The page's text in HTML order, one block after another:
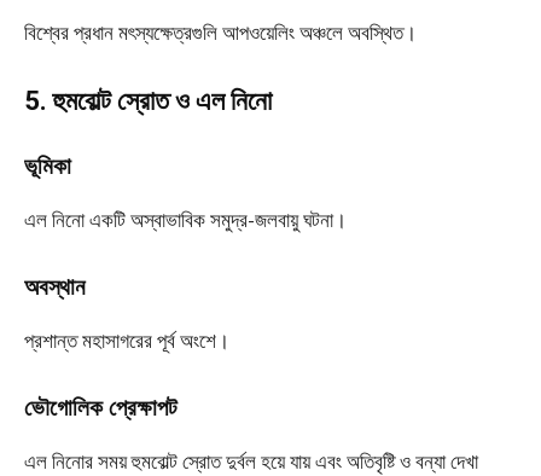
বিশ্বের প্রধান মৎস্যক্ষেত্রগুলি আপওয়েলিং অঞ্চলে অবস্থিত।
5. হুমবোল্ট স্রোত ও এল নিনো
ভূমিকা
এল নিনো একটি অস্বাভাবিক সমুদ্র-জলবায়ু ঘটনা।
অবস্থান
প্রশান্ত মহাসাগরের পূর্ব অংশে।
ভৌগোলিক প্রেক্ষাপট
এল নিনোর সময় হুমবোল্ট স্রোত দুর্বল হয়ে যায় এবং অতিবৃষ্টি ও বন্যা দেখা